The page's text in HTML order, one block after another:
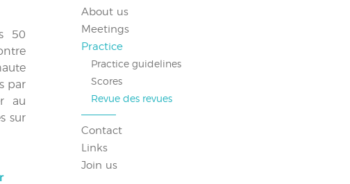
50
par
au
sur
About us
Meetings
Practice
Practice guidelines
Scores
Revue des revues
Contact
Links
Join us